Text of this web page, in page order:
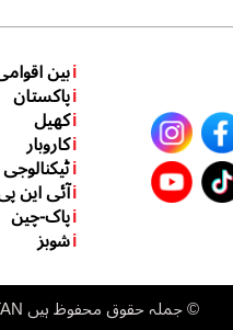
iبین
iپاکستان
iکھیل
iکاروبار
iٹیکنالوجی
iآئی این
iپاک-چین
iشوبز
©جملہ حقوق محفوظ ہیں inp.net.pk 2022, All Rights